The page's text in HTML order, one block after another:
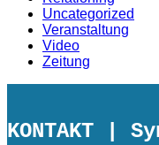
Uncategorized
Veranstaltung
Video
Zeitung
KONTAKT |